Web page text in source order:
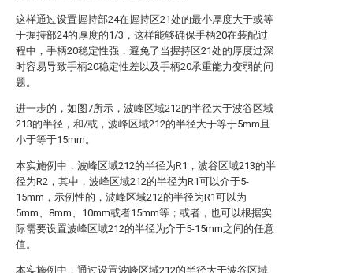
这样通过设置握持部24在握持区21处的最小厚度大于或等
于握持部24的厚度的1/3，这样能够确保手柄20在装配过
程中，手柄20稳定性强，避免了当握持区21处的厚度过深
时容易导致手柄20稳定性差以及手柄20承重能力变弱的问
题。
进一步的，如图7所示，波峰区域212的半径大于波谷区域
213的半径，和/或，波峰区域212的半径大于等于5mm且
小于等于15mm。
本实施例中，波峰区域212的半径为R1，波谷区域213的半
径为R2，其中，波峰区域212的半径为R1可以介于5-
15mm，示例性的，波峰区域212的半径为R1可以为
5mm、8mm、10mm或者15mm等；或者，也可以根据实
际需要设置波峰区域212的半径为介于5-15mm之间的任意
值。
本实施例中，通过设置波峰区域212的半径大于波谷区域